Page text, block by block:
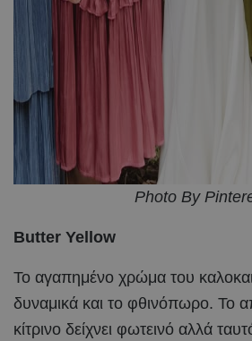
Photo By
Butter Yellow
Το αγαπημένο χρώμα του
δυναμικά και το φθινόπωρο. Το
κίτρινο δείχνει φωτεινό αλλά